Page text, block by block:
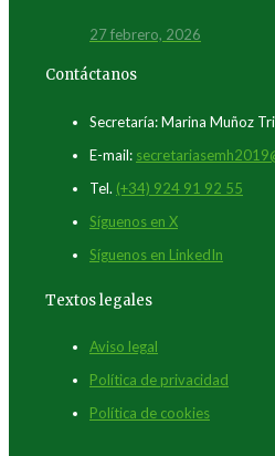
27 febrero, 2026
Contáctanos
Secretaría: Marina Muñoz
E-mail:
Tel. (+34) 924 91 92 55
Síguenos en X
Síguenos en LinkedIn
Textos legales
Aviso legal
Política de privacidad
Política de cookies